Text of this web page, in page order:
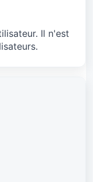
Il n'est